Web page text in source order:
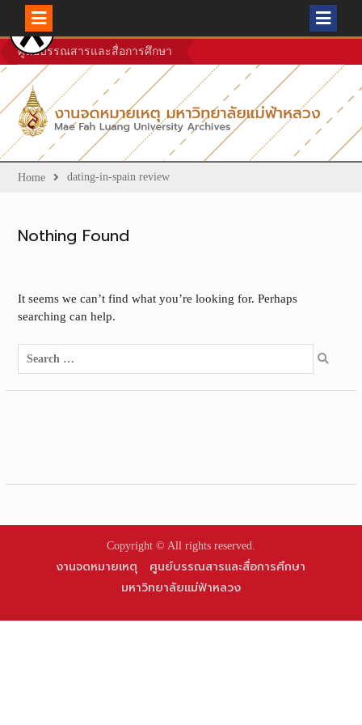
Skip
to
content
ศูนย์บรรณสารและสื่อการศึกษา
Home dating-in-spain review
Nothing Found
It seems we can’t find what you’re looking for. Perhaps
searching can help.
Search
for:
Copyright © All rights reserved.
งานจดหมายเหตุ
ศูนย์บรรณสารและสื่อการศึกษา
มหาวิทยาลัยแม่ฟ้าหลวง